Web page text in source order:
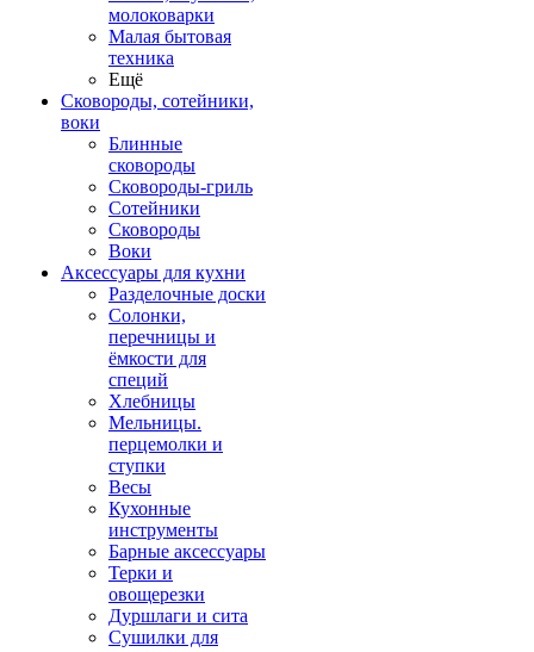
молоковарки
Малая бытовая
техника
Ещё
Сковороды, сотейники,
воки
Блинные
сковороды
Сковороды-гриль
Сотейники
Сковороды
Воки
Аксессуары для кухни
Разделочные доски
Солонки,
перечницы и
ёмкости для
специй
Хлебницы
Мельницы.
перцемолки и
ступки
Весы
Кухонные
инструменты
Барные аксессуары
Терки и
овощерезки
Дуршлаги и сита
Сушилки для